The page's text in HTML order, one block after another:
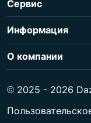
Сервис
Информация
О компании
© 2025 - 2026